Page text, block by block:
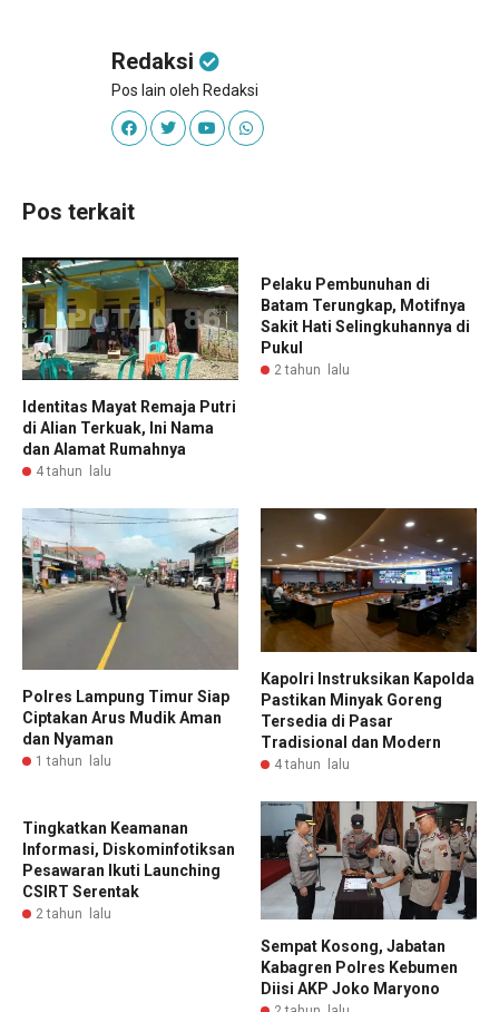
Redaksi
Pos lain oleh Redaksi
Pos terkait
Identitas Mayat Remaja Putri
di Alian Terkuak, Ini Nama
dan Alamat Rumahnya
4 tahun lalu
Pelaku Pembunuhan di
Batam Terungkap, Motifnya
Sakit Hati Selingkuhannya di
Pukul
2 tahun lalu
Polres Lampung Timur Siap
Ciptakan Arus Mudik Aman
dan Nyaman
1 tahun lalu
Kapolri Instruksikan Kapolda
Pastikan Minyak Goreng
Tersedia di Pasar
Tradisional dan Modern
4 tahun lalu
Tingkatkan Keamanan
Informasi, Diskominfotiksan
Pesawaran Ikuti Launching
CSIRT Serentak
2 tahun lalu
Sempat Kosong, Jabatan
Kabagren Polres Kebumen
Diisi AKP Joko Maryono